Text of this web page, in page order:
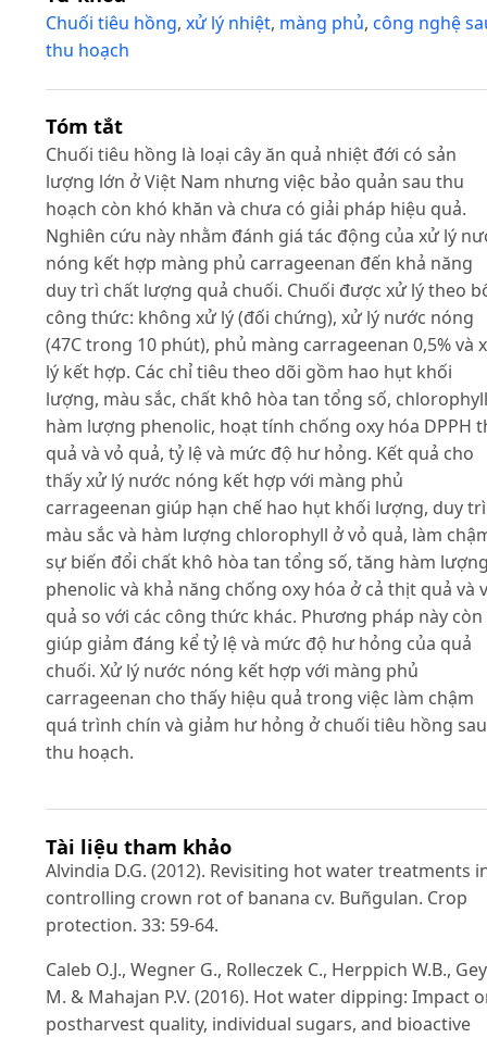
Chuối tiêu hồng, xử lý nhiệt, màng phủ, công nghệ
thu hoạch
Tóm tắt
Chuối tiêu hồng là loại cây ăn quả nhiệt đới có sản
lượng lớn ở Việt Nam nhưng việc bảo quản sau thu
hoạch còn khó khăn và chưa có giải pháp hiệu quả.
Nghiên cứu này nhằm đánh giá tác động của xử lý
nóng kết hợp màng phủ carrageenan đến khả năng
duy trì chất lượng quả chuối. Chuối được xử lý theo
công thức: không xử lý (đối chứng), xử lý nước nóng
(47C trong 10 phút), phủ màng carrageenan 0,5% và
lý kết hợp. Các chỉ tiêu theo dõi gồm hao hụt khối
lượng, màu sắc, chất khô hòa tan tổng số,
hàm lượng phenolic, hoạt tính chống oxy hóa DPPH
quả và vỏ quả, tỷ lệ và mức độ hư hỏng. Kết quả cho
thấy xử lý nước nóng kết hợp với màng phủ
carrageenan giúp hạn chế hao hụt khối lượng, duy trì
màu sắc và hàm lượng chlorophyll ở vỏ quả, làm
sự biến đổi chất khô hòa tan tổng số, tăng hàm
phenolic và khả năng chống oxy hóa ở cả thịt quả và
quả so với các công thức khác. Phương pháp này còn
giúp giảm đáng kể tỷ lệ và mức độ hư hỏng của quả
chuối. Xử lý nước nóng kết hợp với màng phủ
carrageenan cho thấy hiệu quả trong việc làm chậm
quá trình chín và giảm hư hỏng ở chuối tiêu hồng sau
thu hoạch.
Tài liệu tham khảo
Alvindia D.G. (2012). Revisiting hot water treatments
controlling crown rot of banana cv. Buñgulan. Crop
protection. 33: 59-64.
Caleb O.J., Wegner G., Rolleczek C., Herppich W.B.,
M. & Mahajan P.V. (2016). Hot water dipping: Impact
postharvest quality, individual sugars, and bioactive